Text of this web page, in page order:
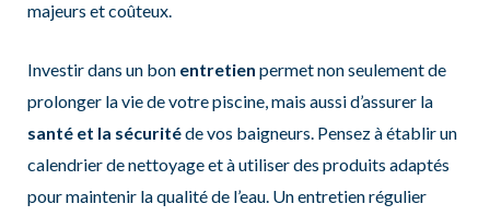
majeurs et coûteux.
Investir dans un bon entretien permet non seulement de
prolonger la vie de votre piscine, mais aussi d’assurer la
santé et la sécuritéde vos baigneurs. Pensez à établir un
calendrier de nettoyage et à utiliser des produits adaptés
pour maintenir la qualité de l’eau. Un entretien régulier